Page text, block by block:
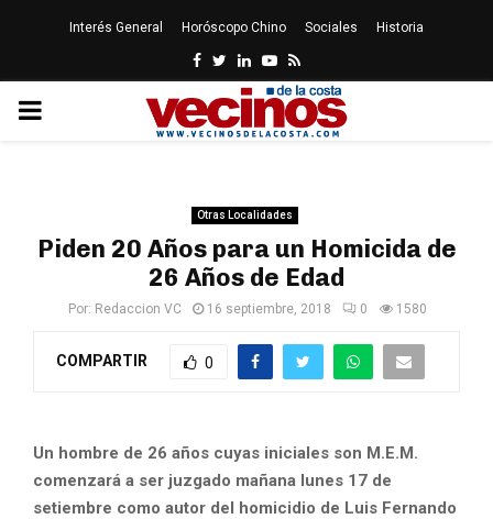
Interés General Horóscopo Chino Sociales Historia
Facebook
Twitter
LinkedinYoutube
Rss
PRIMARY
Otras Localidades
Piden 20 Años para un Homicida de
26 Años de Edad
Por: Redaccion VC 16 septiembre, 2018 0 1580
COMPARTIR 0
Un hombre de 26 años cuyas iniciales son M.E.M.
comenzará a ser juzgado mañana lunes 17 de
setiembre como autor del homicidio de Luis Fernando